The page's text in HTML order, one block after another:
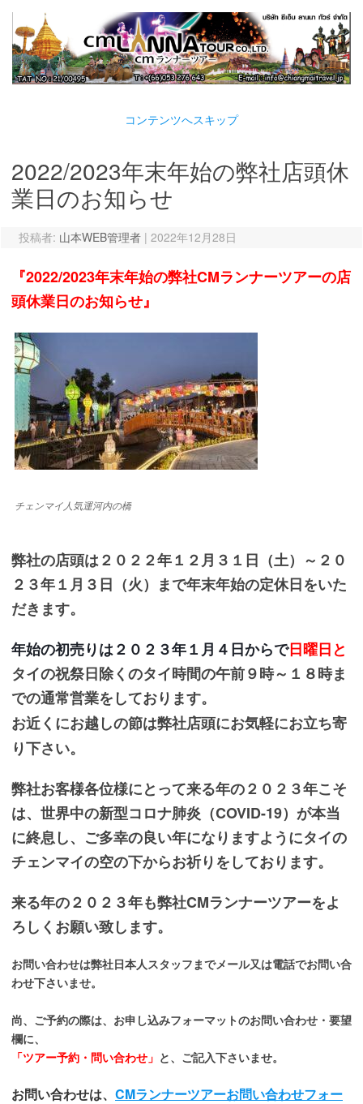
コンテンツへスキップ
2022/2023年末年始の弊社店頭休
業日のお知らせ
投稿者: 山本WEB管理者 | 2022年12月28日
『2022/2023年末年始の弊社CMランナーツアーの店
頭休業日のお知らせ』
チェンマイ人気運河内の橋
弊社の店頭は２０２２年１２月 ３１日（土）～２０
２３年１月３日（火）まで年末年始の定休日をいた
だきます。
年始の初売りは２０２３年１月４日からで日曜日と
タイの祝祭日除くのタイ時間の午前９時～１８時ま
での通常営業をしております。
お近くにお越しの節は弊社店頭にお気軽にお立ち寄
り下さい。
弊社お客様各位様にとって来る年の２０２３年こそ
は、世界中の新型コロナ肺炎 （COVID-19）が本当
に終息し、 ご多幸の良い年になりますようにタイの
チェンマイの空の下からお祈りをしております。
来る年の２０２３年も弊社CMランナーツアーをよ
ろしくお願い致します。
お問い合わせは弊社日本人スタッフまでメール又は電話でお問い合
わせ下さいませ。
尚、ご予約の際は、お申し込みフォーマットのお問い合わせ・要望
欄に、
「ツアー予約・問い合わせ」 と、ご記入下さいませ。
お問い合わせは、 CMランナーツアーお問い合わせフォー